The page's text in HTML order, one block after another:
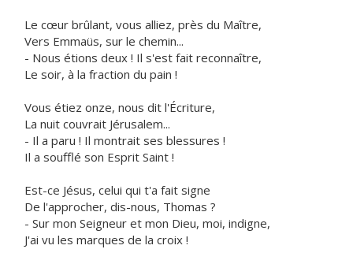
Le cœur brûlant, vous alliez, près du Maître,
Vers Emmaüs, sur le chemin...
- Nous étions deux ! Il s'est fait reconnaître,
Le soir, à la fraction du pain !
Vous étiez onze, nous dit l'Écriture,
La nuit couvrait Jérusalem...
- Il a paru ! Il montrait ses blessures !
Il a soufflé son Esprit Saint !
Est-ce Jésus, celui qui t'a fait signe
De l'approcher, dis-nous, Thomas ?
- Sur mon Seigneur et mon Dieu, moi, indigne,
J'ai vu les marques de la croix !